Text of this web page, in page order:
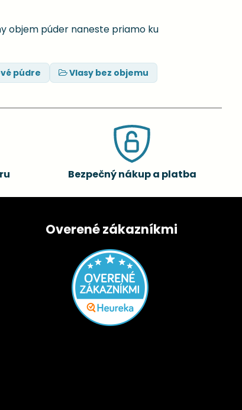
objem púder naneste priamo ku
púdre Vlasy bez objemu
Bezpečný nákup a platba
Overené zákazníkmi